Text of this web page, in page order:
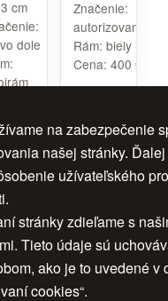
cm
dole
Značenie:
autorizované
Rám: biely
Cena: 400 €
1
na zabezpečenie
našej stránky.
užívateľského
stránky zdieľame s
Tieto údaje sú
ako je to uvedené v
cookies“.